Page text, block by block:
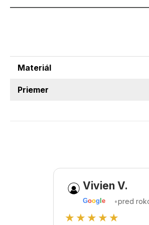
Materiál
Priemer
Vivien V.
Goog le •pred
★★★★★